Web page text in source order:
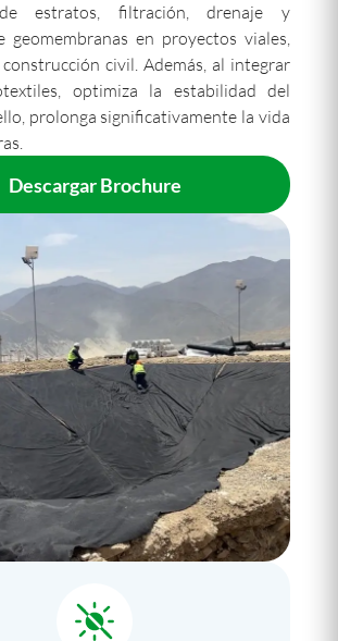
estratos, filtración, drenaje y
geomembranas en proyectos viales,
civil. Además, al integrar
optimiza la estabilidad del
prolonga significativamente la vida
Descargar Brochure